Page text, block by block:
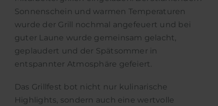
Sonnenschein und warmen Temperaturen
wurde der Grill nochmal angefeuert und bei
guter Laune wurde gemeinsam gelacht,
geplaudert und der Spätsommer in
entspannter Atmosphäre gefeiert.
Das Grillfest bot nicht nur kulinarische
Highlights, sondern auch eine wertvolle